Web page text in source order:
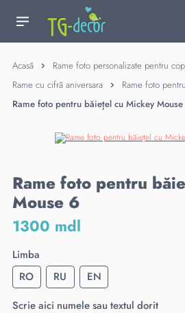
Acasă
Rame foto personalizate pentru
Rame cu cifră aniversara
Rame foto
Rame foto pentru băiețel cu Mickey
Rame foto pentru
Mouse 6
1300 mdl
Limba
RO
RU
EN
Scrie aici numele sau textul dorit